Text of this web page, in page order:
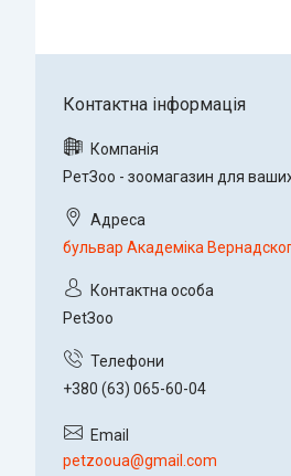
РетЗоо - зоомагазин для
бульвар Академіка
PetЗoo
+380 (63) 065-60-04
petzooua@gmail.com